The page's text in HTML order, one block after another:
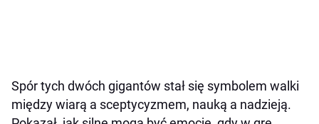
Spór tych dwóch gigantów stał się symbolem walki
między wiarą a sceptycyzmem, nauką a nadzieją.